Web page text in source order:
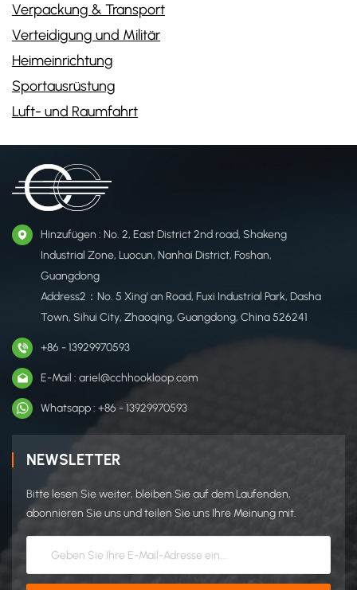
Verpackung & Transport
Verteidigung und Militär
​Heimeinrichtung​
Sportausrüstung
Luft- und Raumfahrt
Hinzufügen : No. 2, East District 2nd road, Shakeng
Industrial Zone, Luocun, Nanhai District, Foshan,
Guangdong
Address2：No. 5 Xing' an Road, Fuxi Industrial Park, Dasha
Town, Sihui City, Zhaoqing, Guangdong, China 526241
+86 - 13929970593
E-Mail : ariel@cchhookloop.com
Whatsapp : +86 - 13929970593
NEWSLETTER
Bitte lesen Sie weiter, bleiben Sie auf dem Laufenden,
abonnieren Sie uns und teilen Sie uns Ihre Meinung mit.